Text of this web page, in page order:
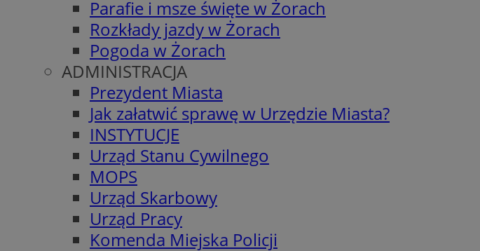
Parafie i msze święte w Żorach
Rozkłady jazdy w Żorach
Pogoda w Żorach
ADMINISTRACJA
Prezydent Miasta
Jak załatwić sprawę w Urzędzie Miasta?
INSTYTUCJE
Urząd Stanu Cywilnego
MOPS
Urząd Skarbowy
Urząd Pracy
Komenda Miejska Policji